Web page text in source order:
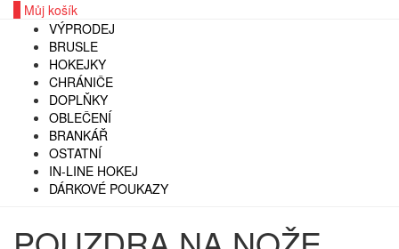
Můj košík
VÝPRODEJ
BRUSLE
HOKEJKY
CHRÁNIČE
DOPLŇKY
OBLEČENÍ
BRANKÁŘ
OSTATNÍ
IN-LINE HOKEJ
DÁRKOVÉ POUKAZY